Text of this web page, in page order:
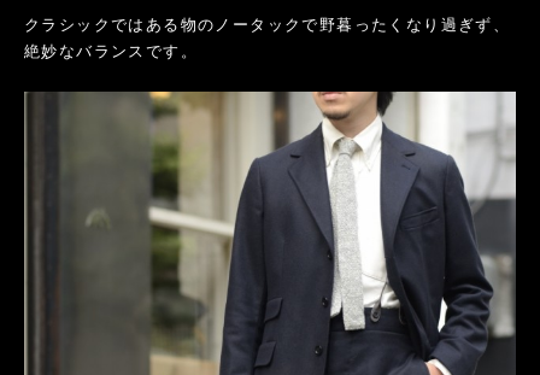
クラシックではある物のノータックで野暮ったくなり過ぎず、
絶妙なバランスです。